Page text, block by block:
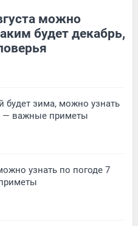
можно
будет декабрь,
будет зима, можно узнать
— важные приметы
узнать по погоде 7